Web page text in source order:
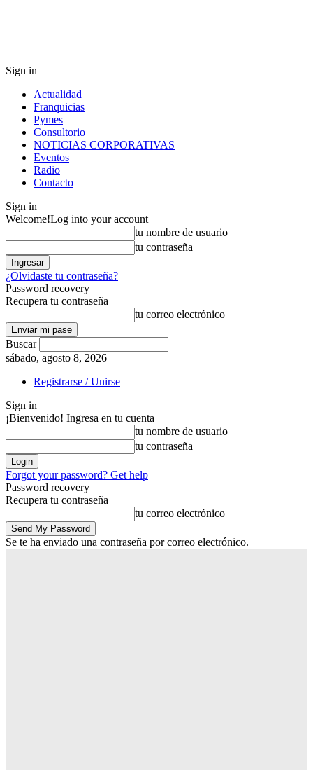
Sign in
Actualidad
Franquicias
Pymes
Consultorio
NOTICIAS CORPORATIVAS
Eventos
Radio
Contacto
Sign in
Welcome!Log into your account
tu nombre de usuario
tu contraseña
¿Olvidaste tu contraseña?
Password recovery
Recupera tu contraseña
tu correo electrónico
Buscar
sábado, agosto 8, 2026
Registrarse / Unirse
Sign in
¡Bienvenido! Ingresa en tu cuenta
tu nombre de usuario
tu contraseña
Forgot your password? Get help
Password recovery
Recupera tu contraseña
tu correo electrónico
Se te ha enviado una contraseña por correo electrónico.